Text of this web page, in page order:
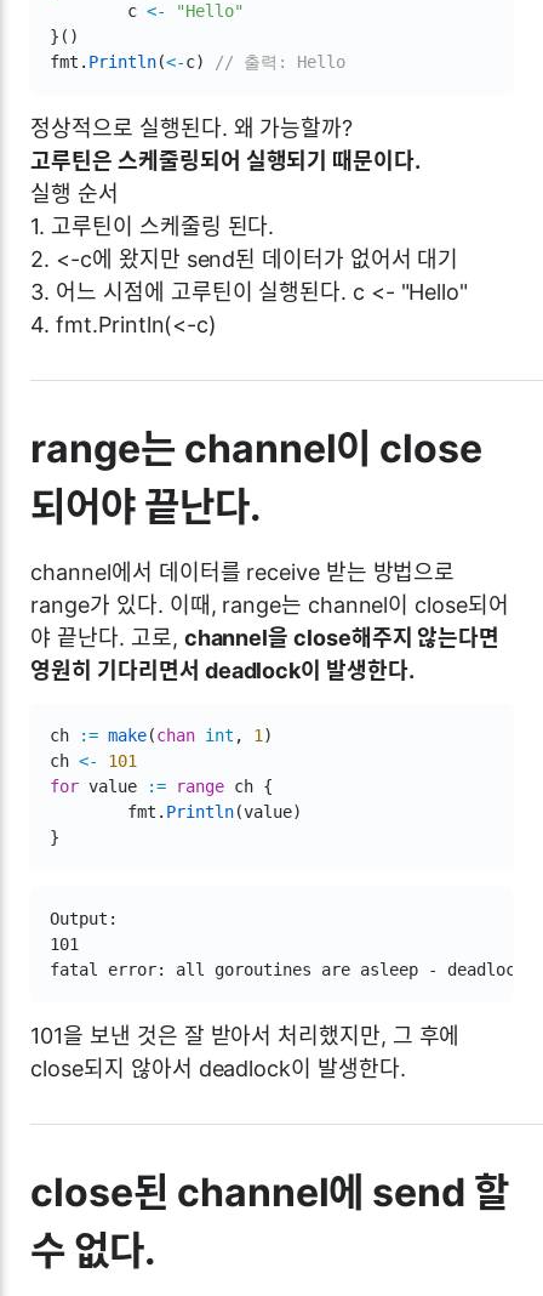
	c
<-
"Hello"
} ( )
fmt . Println(<-c) // 출력: Hello
정상적으로 실행된다. 왜 가능할까?
고루틴은 스케줄링되어 실행되기 때문이다.
실행 순서
1. 고루틴이 스케줄링 된다.
2. <-c에 왔지만 send된 데이터가 없어서 대기
3. 어느 시점에 고루틴이 실행된다. c <- "Hello"
4. fmt.Println(<-c)
range는 channel이 close
되어야 끝난다.
channel에서 데이터를 receive 받는 방법으로
range가 있다. 이때, range는 channel이 close되어
야 끝난다. 고로, channel을 close해주지 않는다면
영원히 기다리면서 deadlock이 발생한다.
ch := make(chan int , 1)
ch <-
101
for value := range ch {
	fmt
. Println(value)
}
Output:
101
fatal error: all goroutines are asleep - deadlock!
101을 보낸 것은 잘 받아서 처리했지만, 그 후에
close되지 않아서 deadlock이 발생한다.
close된 channel에 send 할
수 없다.